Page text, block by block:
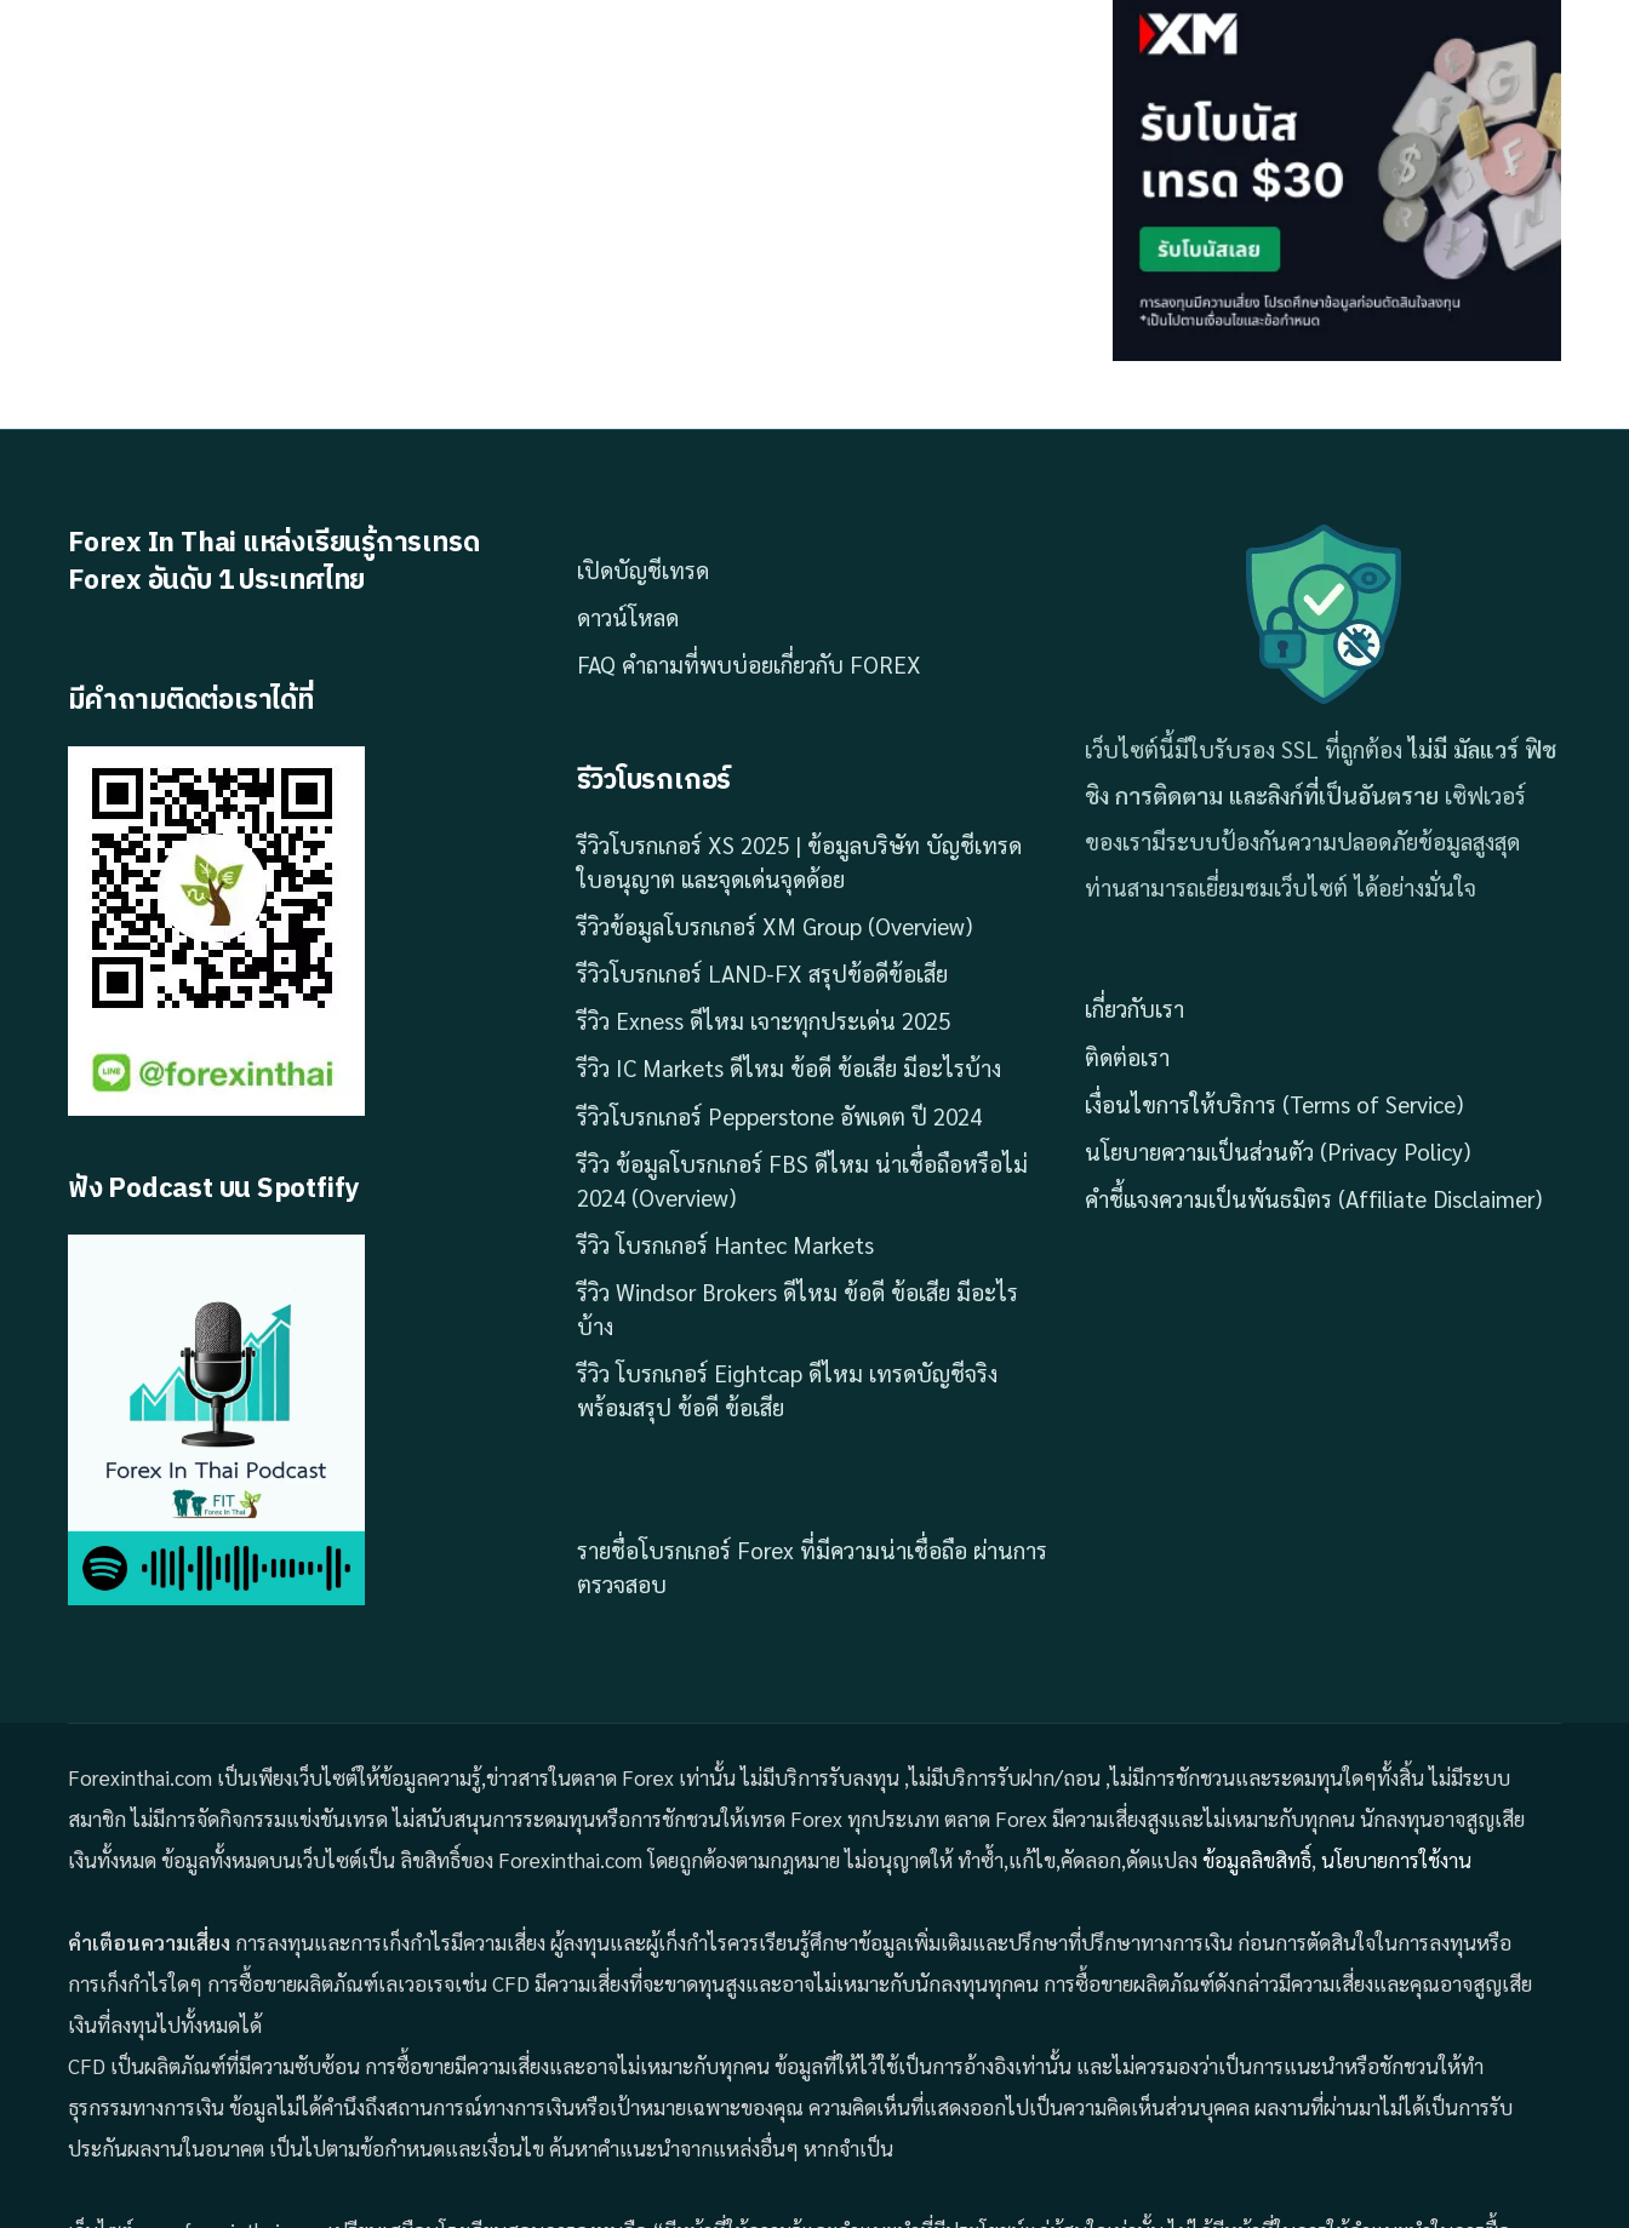
Forex In Thai แหล่งเรียนรู้การเทรด
Forex อันดับ 1 ประเทศไทย
มีคำถามติดต่อเราได้ที่
ฟัง Podcast บน Spotfify
เปิดบัญชีเทรด
ดาวน์โหลด
FAQ คำถามที่พบบ่อยเกี่ยวกับ FOREX
รีวิวโบรกเกอร์
รีวิวโบรกเกอร์ XS 2025 | ข้อมูลบริษัท บัญชีเทรด
ใบอนุญาต และจุดเด่นจุดด้อย
รีวิวข้อมูลโบรกเกอร์ XM Group (Overview)
รีวิวโบรกเกอร์ LAND-FX สรุปข้อดีข้อเสีย
รีวิว Exness ดีไหม เจาะทุกประเด่น 2025
รีวิว IC Markets ดีไหม ข้อดี ข้อเสีย มีอะไรบ้าง
รีวิวโบรกเกอร์ Pepperstone อัพเดต ปี 2024
รีวิว ข้อมูลโบรกเกอร์ FBS ดีไหม น่าเชื่อถือหรือไม่
2024 (Overview)
รีวิว โบรกเกอร์ Hantec Markets
รีวิว Windsor Brokers ดีไหม ข้อดี ข้อเสีย มีอะไร
บ้าง
รีวิว โบรกเกอร์ Eightcap ดีไหม เทรดบัญชีจริง
พร้อมสรุป ข้อดี ข้อเสีย
รายชื่อโบรกเกอร์ Forex ที่มีความน่าเชื่อถือ ผ่านการ
ตรวจสอบ
เว็บไซต์นี้มีใบรับรอง SSL ที่ถูกต้องไม่มี มัลแวร์ ฟิช
ชิง การติดตาม และลิงก์ที่เป็นอันตราย เซิฟเวอร์
ของเรามีระบบป้องกันความปลอดภัยข้อมูลสูงสุด
ท่านสามารถเยี่ยมชมเว็บไซต์ ได้อย่างมั่นใจ
เกี่ยวกับเรา
ติดต่อเรา
เงื่อนไขการให้บริการ (Terms of Service)
นโยบายความเป็นส่วนตัว (Privacy Policy)
คำชี้แจงความเป็นพันธมิตร (Affiliate Disclaimer)
Forexinthai.com เป็นเพียงเว็บไซต์ให้ข้อมูลความรู้,ข่าวสารในตลาด Forex เท่านั้น ไม่มีบริการรับลงทุน ,ไม่มีบริการรับฝาก/ถอน ,ไม่มีการชักชวนและระดมทุนใดๆทั้งสิ้น ไม่มีระบบ
สมาชิก ไม่มีการจัดกิจกรรมแข่งขันเทรด ไม่สนับสนุนการระดมทุนหรือการชักชวนให้เทรด Forex ทุกประเภท ตลาด Forex มีความเสี่ยงสูงและไม่เหมาะกับทุกคน นักลงทุนอาจสูญเสีย
เงินทั้งหมด ข้อมูลทั้งหมดบนเว็บไซต์เป็น ลิขสิทธิ์ของ Forexinthai.com โดยถูกต้องตามกฎหมาย ไม่อนุญาตให้ ทำซ้ำ,แก้ไข,คัดลอก,ดัดแปลง ข้อมูลลิขสิทธิ์, นโยบายการใช้งาน
คำเตือนความเสี่ยง การลงทุนและการเก็งกำไรมีความเสี่ยง ผู้ลงทุนและผู้เก็งกำไรควรเรียนรู้ศึกษาข้อมูลเพิ่มเติมและปรึกษาที่ปรึกษาทางการเงิน ก่อนการตัดสินใจในการลงทุนหรือ
การเก็งกำไรใดๆ การซื้อขายผลิตภัณฑ์เลเวอเรจเช่น CFD มีความเสี่ยงที่จะขาดทุนสูงและอาจไม่เหมาะกับนักลงทุนทุกคน การซื้อขายผลิตภัณฑ์ดังกล่าวมีความเสี่ยงและคุณอาจสูญเสีย
เงินที่ลงทุนไปทั้งหมดได้
CFD เป็นผลิตภัณฑ์ที่มีความซับซ้อน การซื้อขายมีความเสี่ยงและอาจไม่เหมาะกับทุกคน ข้อมูลที่ให้ไว้ใช้เป็นการอ้างอิงเท่านั้น และไม่ควรมองว่าเป็นการแนะนำหรือชักชวนให้ทำ
ธุรกรรมทางการเงิน ข้อมูลไม่ได้คำนึงถึงสถานการณ์ทางการเงินหรือเป้าหมายเฉพาะของคุณ ความคิดเห็นที่แสดงออกไปเป็นความคิดเห็นส่วนบุคคล ผลงานที่ผ่านมาไม่ได้เป็นการรับ
ประกันผลงานในอนาคต เป็นไปตามข้อกำหนดและเงื่อนไข ค้นหาคำแนะนำจากแหล่งอื่นๆ หากจำเป็น